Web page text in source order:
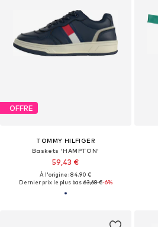
OFFRE
TOMMY HILFIGER
Baskets 'HAMPTON'
59,43 €
À l'origine : 84,90 €
Dernier prix le plus bas :63,68 €-6%